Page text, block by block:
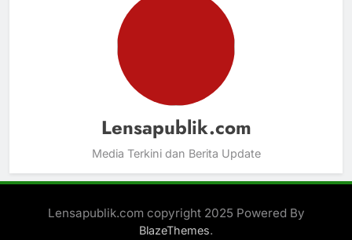
Lensapublik.com
Media Terkini dan Berita Update
Lensapublik.com copyright 2025 Powered By
BlazeThemes.